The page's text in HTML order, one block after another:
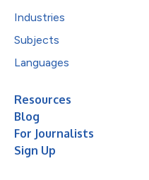
Industries
Subjects
Languages
Resources
Blog
For Journalists
Sign Up